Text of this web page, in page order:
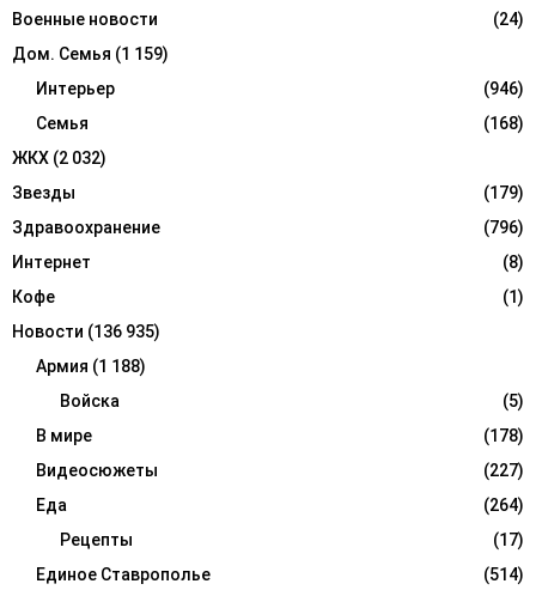
H
Военные новости
(24)
Дом. Семья (1 159)
Интерьер
(946)
Семья
(168)
ЖКХ (2 032)
Звезды
(179)
Здравоохранение
(796)
Интернет
(8)
Кофе
(1)
Новости (136 935)
Армия (1 188)
Войска
(5)
В мире
(178)
Видеосюжеты
(227)
Еда
(264)
Рецепты
(17)
Единое Ставрополье
(514)